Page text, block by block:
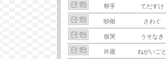
帮手 てだすけ
吵闹 さわぐ
假哭 うそなき
许愿 ねがいごと